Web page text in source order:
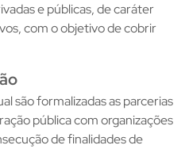
e públicas, de caráter
com o objetivo de cobrir
são formalizadas as parcerias
pública com organizações
de finalidades de